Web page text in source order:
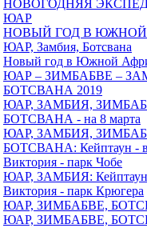
НОВОГОДНЯЯ
ЮАР
НОВЫЙ ГОД В ЮЖНОЙ
ЮАР, Замбия, Ботсвана
Новый год в Южной
ЮАР – ЗИМБАБВЕ –
БОТСВАНА 2019
ЮАР, ЗАМБИЯ,
БОТСВАНА - на 8 марта
ЮАР, ЗАМБИЯ,
БОТСВАНА: Кейптаун -
Виктория - парк Чобе
ЮАР, ЗАМБИЯ: Кейптаун
Виктория - парк Крюгера
ЮАР, ЗИМБАБВЕ,
ЮАР, ЗИМБАБВЕ,